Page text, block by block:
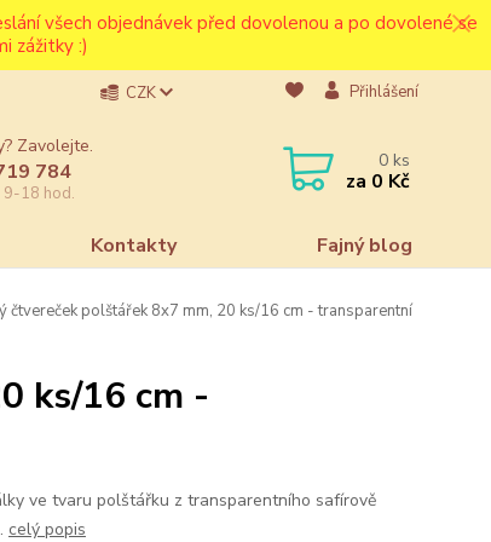
všech objednávek před dovolenou a po dovolené se
zážitky :)
Kontakty Fajný blog
CZK Přihlášení
Zavolejte.
784
9-18 hod.
0 ks
za 0 Kč
čtvereček polštářek 8x7 mm, 20 ks/16 cm - transparentní
ks/16 cm -
ve tvaru polštářku z transparentního safírově
celý popis